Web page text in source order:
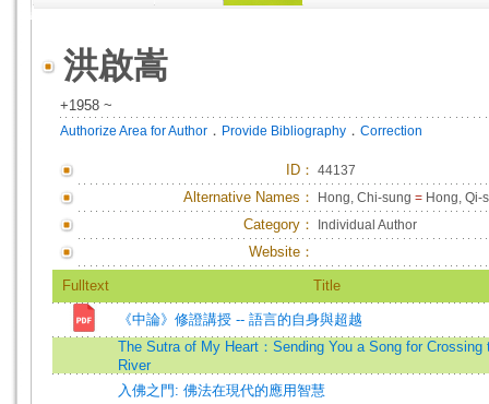
洪啟嵩
+1958 ~
Authorize Area for Author ． Provide Bibliography ． Correction
ID ： 44137
Alternative Names： Hong, Chi-sung = Hong, Qi-
Category： Individual Author
Website：
Fulltext Title
《中論》修證講授 -- 語言的自身與超越
The Sutra of My Heart：Sending You a Song for Crossing
River
入佛之門: 佛法在現代的應用智慧